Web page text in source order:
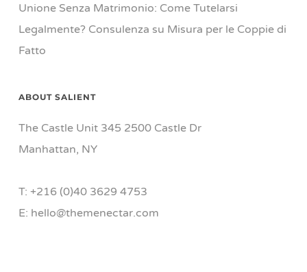
Unione Senza Matrimonio: Come Tutelarsi
Legalmente? Consulenza su Misura per le Coppie di
Fatto
ABOUT SALIENT
The Castle Unit 345 2500 Castle Dr
Manhattan, NY
T: +216 (0)40 3629 4753
E: hello@themenectar.com